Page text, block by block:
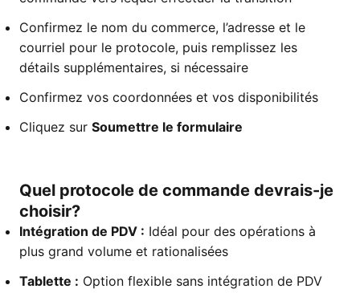
Confirmez le nom du commerce, l’adresse et le
courriel pour le protocole, puis remplissez les
détails supplémentaires, si nécessaire
Confirmez vos coordonnées et vos disponibilités
Cliquez sur Soumettre le formulaire
Quel protocole de commande devrais-je
choisir?
Intégration de PDV : Idéal pour des opérations à
plus grand volume et rationalisées
Tablette : Option flexible sans intégration de PDV